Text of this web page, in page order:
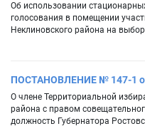
Об использовании
голосования в помещении
Неклиновского района на
ПОСТАНОВЛЕНИЕ № 147-1
О члене Территориальной
района с правом
должность Губернатора